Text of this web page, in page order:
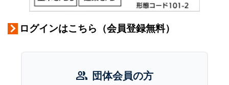
ログインはこちら（会員登録無料）
group 団体会員の方